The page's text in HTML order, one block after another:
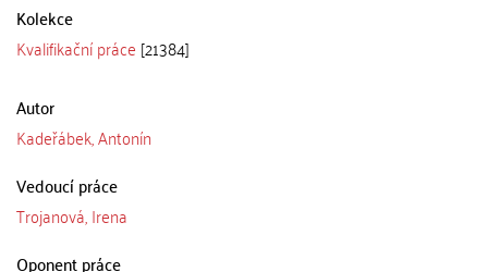
Kolekce
Kvalifikační práce [21384]
Autor
Kadeřábek, Antonín
Vedoucí práce
Trojanová, Irena
Oponent práce